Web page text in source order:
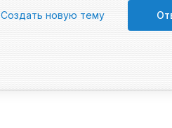
Создать новую тему